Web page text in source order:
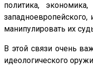
политика,
манипулировать их
В этой связи очень
идеологического